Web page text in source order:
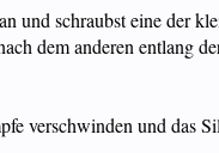
und schraubst eine der
dem anderen entlang
verschwinden und das